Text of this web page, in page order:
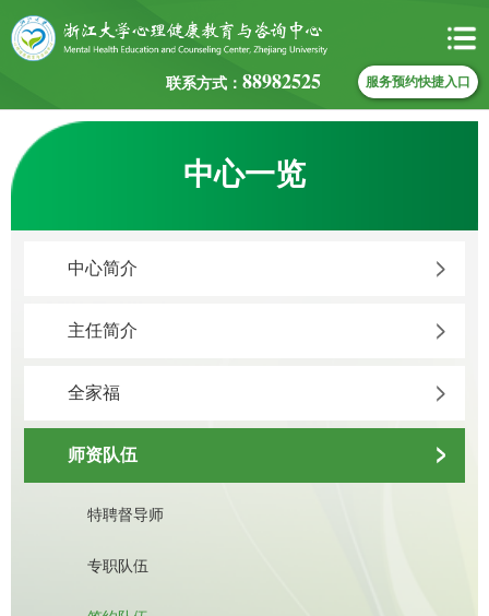
服务预约快捷入口
联系方式： 88982525
中心一览
中心简介
主任简介
全家福
师资队伍
特聘督导师
专职队伍